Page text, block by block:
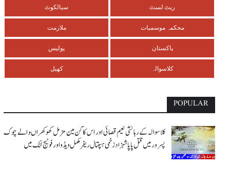
ریٹ لسٹ سیالکوٹ
محکمہ موسمیات ملازمت
پاکستان پولیس
کلاسوالہ کھیل
POPULAR
کلاسوالہ کے رہائشی نعیم قصائی اور اس کاگن مین مزمل کھوکھراںوالے چوک
پسرور میں قتل پاپا شہزاد زخمی ہسپتال ریفر مکمل ویڈو اور فوٹیج لنک میں